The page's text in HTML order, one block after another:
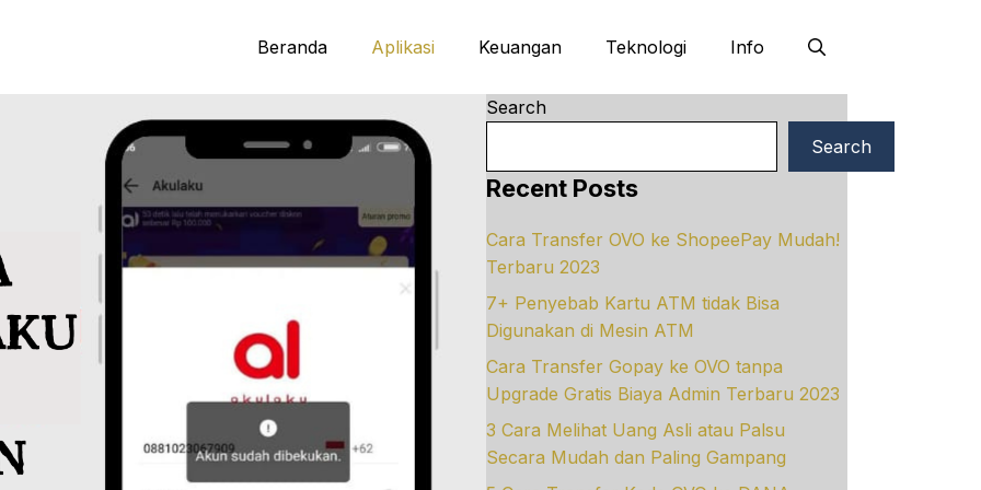
Beranda Aplikasi Keuangan Teknologi Info
Search
Search
Recent Posts
Cara Transfer OVO ke ShopeePay Mudah!
Terbaru 2023
7+ Penyebab Kartu ATM tidak Bisa
Digunakan di Mesin ATM
Cara Transfer Gopay ke OVO tanpa
Upgrade Gratis Biaya Admin Terbaru 2023
3 Cara Melihat Uang Asli atau Palsu
Secara Mudah dan Paling Gampang